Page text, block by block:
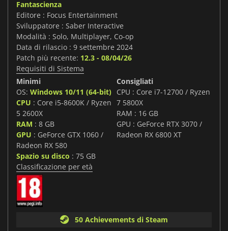
Fantascienza
Editore : Focus Entertainment
Sviluppatore : Saber Interactive
Modalità : Solo, Multiplayer, Co-op
Data di rilascio : 9 settembre 2024
Patch più recente: 12.3 - 08/04/26
Requisiti di Sistema
Minimi
OS: Windows 10/11 (64-bit)
CPU : Core i5-8600K / Ryzen
5 2600X
RAM : 8 GB
GPU : GeForce GTX 1060 /
Radeon RX 580
Spazio su disco : 75 GB
Consigliati
CPU : Core i7-12700 / Ryzen
7 5800X
RAM : 16 GB
GPU : GeForce RTX 3070 /
Radeon RX 6800 XT
Classificazione per età
50 Achievements di Steam